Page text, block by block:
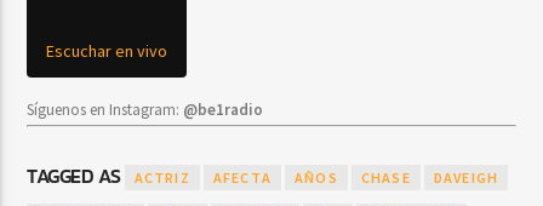
Escuchar en vivo
Síguenos en Instagram: @be1radio
TAGGED AS ACTRIZ AFECTA AÑOS CHASE DAVEIGH